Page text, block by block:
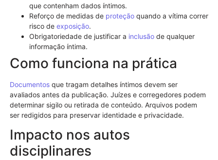
que contenham dados íntimos.
Reforço de medidas de proteção quando a vítima correr
risco de exposição.
Obrigatoriedade de justificar a inclusão de qualquer
informação íntima.
Como funciona na prática
Documentos que tragam detalhes íntimos devem ser
avaliados antes da publicação. Juízes e corregedores podem
determinar sigilo ou retirada de conteúdo. Arquivos podem
ser redigidos para preservar identidade e privacidade.
Impacto nos autos
disciplinares